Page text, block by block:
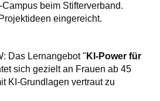
beim Stifterverband.
eingereicht.
Das Lernangebot " KI-Power für
sich gezielt an Frauen ab 45
KI-Grundlagen vertraut zu